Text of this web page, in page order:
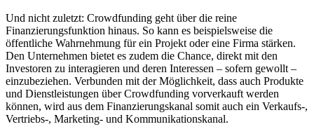
Und nicht zuletzt: Crowdfunding geht über die reine
Finanzierungsfunktion hinaus. So kann es beispielsweise die
öffentliche Wahrnehmung für ein Projekt oder eine Firma stärken.
Den Unternehmen bietet es zudem die Chance, direkt mit den
Investoren zu interagieren und deren Interessen – sofern gewollt –
einzubeziehen. Verbunden mit der Möglichkeit, dass auch Produkte
und Dienstleistungen über Crowdfunding vorverkauft werden
können, wird aus dem Finanzierungskanal somit auch ein Verkaufs-,
Vertriebs-, Marketing- und Kommunikationskanal.